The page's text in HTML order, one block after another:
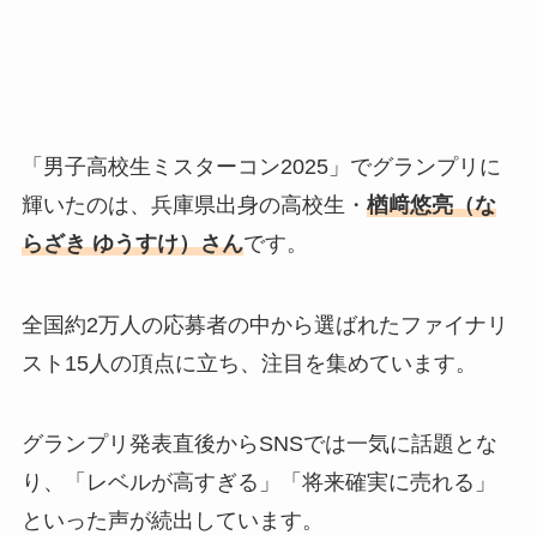
「男子高校生ミスターコン2025」でグランプリに
輝いたのは、兵庫県出身の高校生・ 楢﨑悠亮（な
らざき ゆうすけ）さんです。
全国約2万人の応募者の中から選ばれたファイナリ
スト15人の頂点に立ち、注目を集めています。
グランプリ発表直後からSNSでは一気に話題とな
り、「レベルが高すぎる」「将来確実に売れる」
といった声が続出しています。